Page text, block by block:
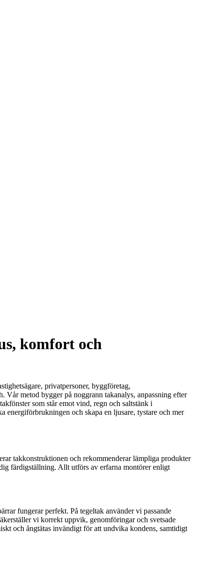
komfort och
privatpersoner, byggföretag,
metod bygger på noggrann takanalys, anpassning efter
som står emot vind, regn och saltstänk i
och skapa en ljusare, tystare och mer
takkonstruktionen och rekommenderar lämpliga produkter
färdigställning. Allt utförs av erfarna montörer enligt
fungerar perfekt. På tegeltak använder vi passande
vi korrekt uppvik, genomföringar och svetsade
och ångtätas invändigt för att undvika kondens, samtidigt